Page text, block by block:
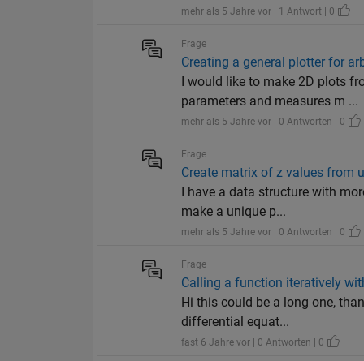
mehr als 5 Jahre vor | 1 Antwort | 0
Frage
Creating a general plotter for
I would like to make 2D plots
parameters and measures m ...
mehr als 5 Jahre vor | 0 Antworten | 0
Frage
Create matrix of z values from
I have a data structure with
make a unique p...
mehr als 5 Jahre vor | 0 Antworten | 0
Frage
Calling a function iteratively
Hi this could be a long one,
differential equat...
fast 6 Jahre vor | 0 Antworten | 0